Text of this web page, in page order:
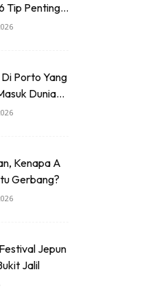
Tip Penting...
Porto Yang
Dunia...
Kenapa A
Gerbang?
Jepun
Jalil